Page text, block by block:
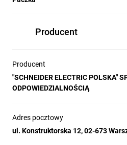
Producent
Producent
"SCHNEIDER ELECTRIC POLSKA"
ODPOWIEDZIALNOŚCIĄ
Adres pocztowy
ul. Konstruktorska 12, 02-673